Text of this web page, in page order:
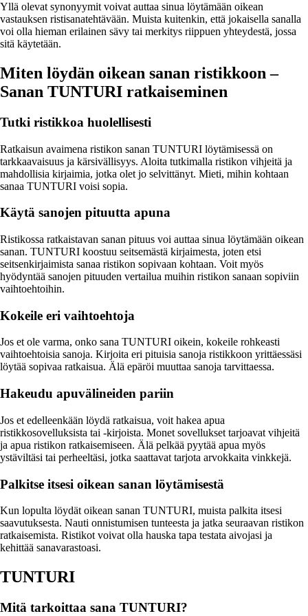
Yllä olevat synonyymit voivat auttaa sinua löytämään oikean
vastauksen ristisanatehtävään. Muista kuitenkin, että jokaisella sanalla
voi olla hieman erilainen sävy tai merkitys riippuen yhteydestä, jossa
sitä käytetään.
Miten löydän oikean sanan ristikkoon –
Sanan TUNTURI ratkaiseminen
Tutki ristikkoa huolellisesti
Ratkaisun avaimena ristikon sanan TUNTURI löytämisessä on
tarkkaavaisuus ja kärsivällisyys. Aloita tutkimalla ristikon vihjeitä ja
mahdollisia kirjaimia, jotka olet jo selvittänyt. Mieti, mihin kohtaan
sanaa TUNTURI voisi sopia.
Käytä sanojen pituutta apuna
Ristikossa ratkaistavan sanan pituus voi auttaa sinua löytämään oikean
sanan. TUNTURI koostuu seitsemästä kirjaimesta, joten etsi
seitsenkirjaimista sanaa ristikon sopivaan kohtaan. Voit myös
hyödyntää sanojen pituuden vertailua muihin ristikon sanaan sopiviin
vaihtoehtoihin.
Kokeile eri vaihtoehtoja
Jos et ole varma, onko sana TUNTURI oikein, kokeile rohkeasti
vaihtoehtoisia sanoja. Kirjoita eri pituisia sanoja ristikkoon yrittäessäsi
löytää sopivaa ratkaisua. Älä epäröi muuttaa sanoja tarvittaessa.
Hakeudu apuvälineiden pariin
Jos et edelleenkään löydä ratkaisua, voit hakea apua
ristikkosovelluksista tai -kirjoista. Monet sovellukset tarjoavat vihjeitä
ja apua ristikon ratkaisemiseen. Älä pelkää pyytää apua myös
ystäviltäsi tai perheeltäsi, jotka saattavat tarjota arvokkaita vinkkejä.
Palkitse itsesi oikean sanan löytämisestä
Kun lopulta löydät oikean sanan TUNTURI, muista palkita itsesi
saavutuksesta. Nauti onnistumisen tunteesta ja jatka seuraavan ristikon
ratkaisemista. Ristikot voivat olla hauska tapa testata aivojasi ja
kehittää sanavarastoasi.
TUNTURI
Mitä tarkoittaa sana TUNTURI?